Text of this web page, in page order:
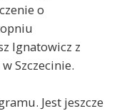
o
Ignatowicz z
Szczecinie.
Jest jeszcze